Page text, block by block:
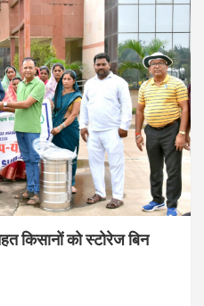
किसानों को स्टोरेज बिन